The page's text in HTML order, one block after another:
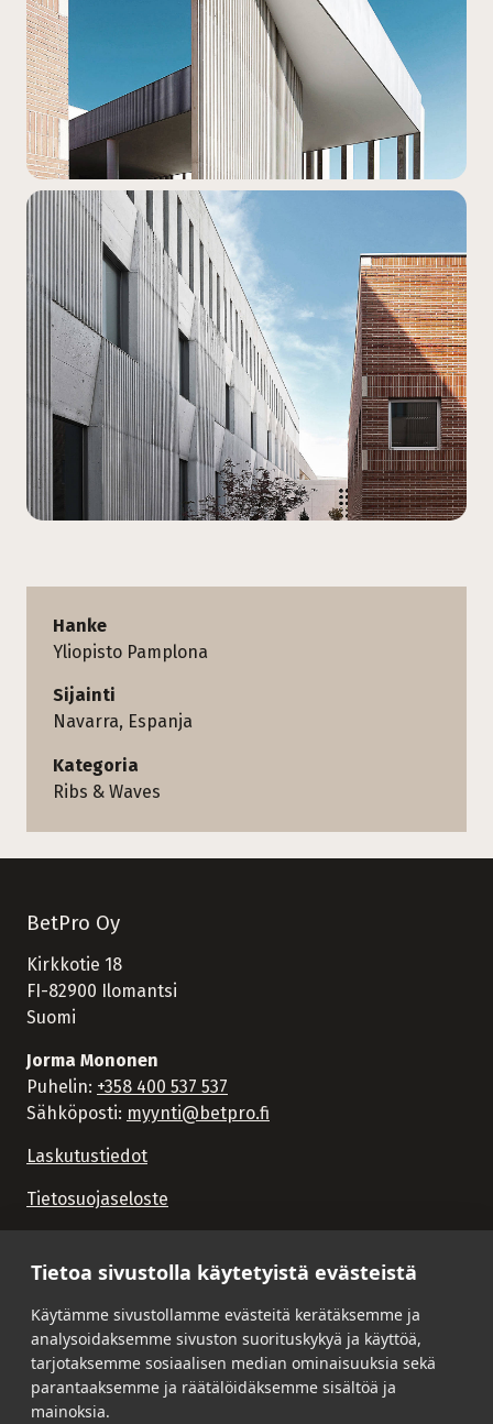
Tietoa sivustolla käytetyistä evästeistä
Käytämme sivustollamme evästeitä kerätäksemme ja
analysoidaksemme sivuston suorituskykyä ja käyttöä,
tarjotaksemme sosiaalisen median ominaisuuksia sekä
parantaaksemme ja räätälöidäksemme sisältöä ja
mainoksia.
Hanke
Yliopisto Pamplona
Sijainti
Navarra, Espanja
Kategoria
Ribs & Waves
BetPro Oy
Kirkkotie 18
FI-82900 Ilomantsi
Suomi
Jorma Mononen
Puhelin: +358 400 537 537
Sähköposti: myynti@betpro.fi
Laskutustiedot
Tietosuojaseloste